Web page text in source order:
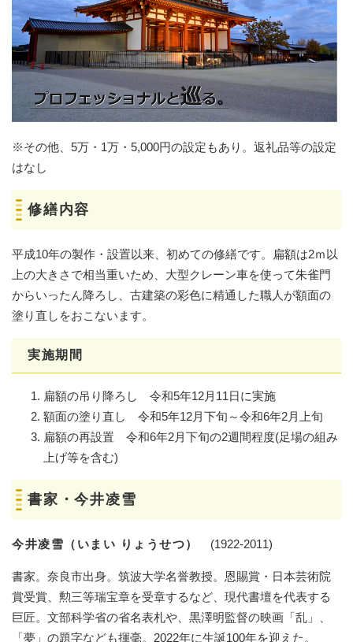
​​※その他、5万・1万・5,000円の設定もあり。返礼品等の設定
はなし
修繕内容
平成10年の製作・設置以来、初めての修繕です。扁額は2ｍ以
上の大きさで相当重いため、大型クレーン車を使って朱雀門
からいったん降ろし、古建築の彩色に精通した職人が額面の
塗り直しをおこないます。​
実施期間
扁額の吊り降ろし 令和5年12月11日に実施
額面の塗り直し 令和5年12月下旬～令和6年2月上旬
​扁額の再設置 令和6年2月下旬の2週間程度(足場の組み
上げ等を含む)
書家・今井凌雪
今井凌雪（いまい りょうせつ） (1922-2011)
書家。奈良市出身。筑波大学名誉教授。恩賜賞・日本芸術院
賞受賞、勲三等瑞宝章を受章するなど、現代書壇を代表する
巨匠。文部科学省の省名表札や、黒澤明監督の映画「乱」、
「夢」の題字なども揮毫。2022年に生誕100年を迎えた。